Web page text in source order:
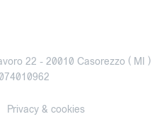
22 - 20010 Casorezzo ( MI )
Privacy & cookies